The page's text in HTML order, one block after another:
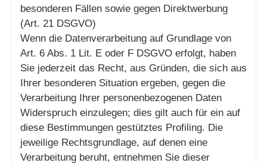
besonderen Fällen sowie gegen Direktwerbung
(Art. 21 DSGVO)
Wenn die Datenverarbeitung auf Grundlage von
Art. 6 Abs. 1 Lit. E oder F DSGVO erfolgt, haben
Sie jederzeit das Recht, aus Gründen, die sich aus
Ihrer besonderen Situation ergeben, gegen die
Verarbeitung Ihrer personenbezogenen Daten
Widerspruch einzulegen; dies gilt auch für ein auf
diese Bestimmungen gestütztes Profiling. Die
jeweilige Rechtsgrundlage, auf denen eine
Verarbeitung beruht, entnehmen Sie dieser